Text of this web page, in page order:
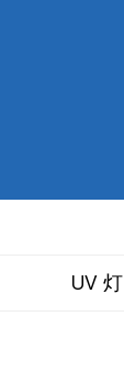
UV 灯